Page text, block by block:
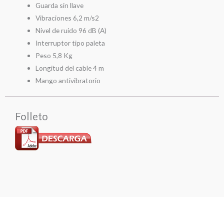
Guarda sin llave
Vibraciones 6,2 m/s2
Nivel de ruido 96 dB (A)
Interruptor tipo paleta
Peso 5,8 Kg
Longitud del cable 4 m
Mango antivibratorio
Folleto